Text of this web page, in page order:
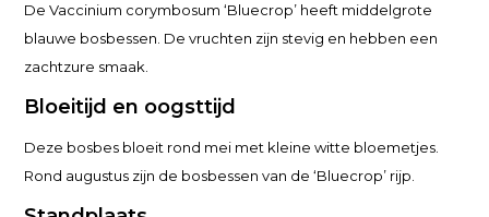
De Vaccinium corymbosum ‘Bluecrop’ heeft middelgrote
blauwe bosbessen. De vruchten zijn stevig en hebben een
zachtzure smaak.
Bloeitijd en oogsttijd
Deze bosbes bloeit rond mei met kleine witte bloemetjes.
Rond augustus zijn de bosbessen van de ‘Bluecrop’ rijp.